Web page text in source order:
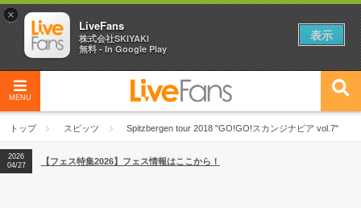
MENU
トップ スピッツ Spitzbergen tour 2018 "GO!GO!スカンジナビア vol.7"
2026
04/27
2026
【ライブ動員ランキング】2026年上半期編発表！
2026
04/27
【フェス特集2026】フェス情報はここから！
×
LiveFans
株式会社SKIYAKI
無料 - In Google Play
表示